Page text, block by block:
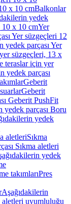
x 10 cmBalkonlar
yedek
10 x 10 cmYer
Yer süzgeçleri 12
yedek parçası Yer
süzgeçleri, 13 x
teraslar için yer
yedek parçası
Geberit
Geberit
Geberit PushFit
yedek parçası Boru
yedek
aletleriSıkma
Sıkma aletleri
yedek
takımlarıPres
Aşağıdakilerin
aletleri uyumluluğu